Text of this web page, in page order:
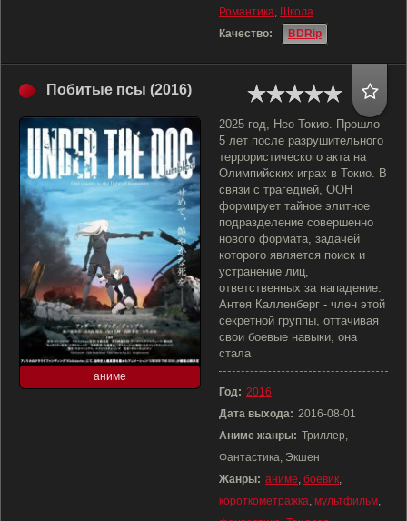
Романтика, Школа
Качество:
BDRip
Побитые псы (2016)
аниме
2025 год, Нео-Токио. Прошло
5 лет после разрушительного
террористического акта на
Олимпийских играх в Токио. В
связи с трагедией, ООН
формирует тайное элитное
подразделение совершенно
нового формата, задачей
которого является поиск и
устранение лиц,
ответственных за нападение.
Антея Калленберг - член этой
секретной группы, оттачивая
свои боевые навыки, она
стала
Год: 2016
Дата выхода: 2016-08-01
Аниме жанры: Триллер,
Фантастика, Экшен
Жанры: аниме, боевик,
короткометражка, мультфильм,